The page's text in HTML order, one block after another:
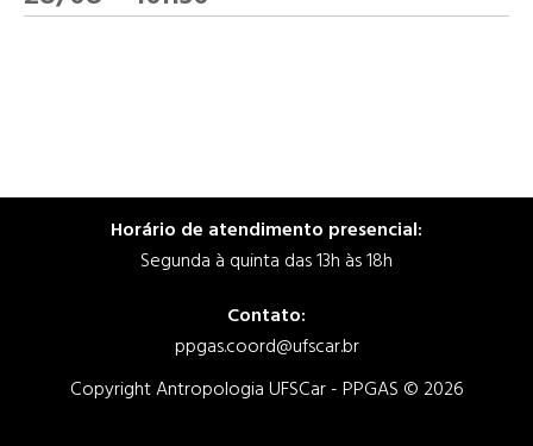
Horário de atendimento presencial:
Segunda à quinta das 13h às 18h
Contato:
ppgas.coord@ufscar.br
Copyright Antropologia UFSCar - PPGAS © 2026